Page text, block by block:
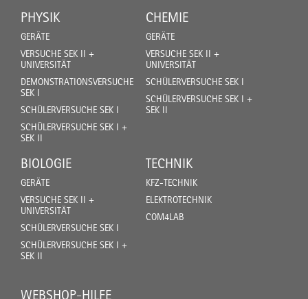
PHYSIK
GERÄTE
VERSUCHE SEK II +
UNIVERSITÄT
DEMONSTRATIONSVERSUCHE
SEK I
SCHÜLERVERSUCHE SEK I
SCHÜLERVERSUCHE SEK I +
SEK II
CHEMIE
GERÄTE
VERSUCHE SEK II +
UNIVERSITÄT
SCHÜLERVERSUCHE SEK I
SCHÜLERVERSUCHE SEK I +
SEK II
BIOLOGIE
GERÄTE
VERSUCHE SEK II +
UNIVERSITÄT
SCHÜLERVERSUCHE SEK I
SCHÜLERVERSUCHE SEK I +
SEK II
TECHNIK
KFZ-TECHNIK
ELEKTROTECHNIK
COM4LAB
WEBSHOP-HILFE